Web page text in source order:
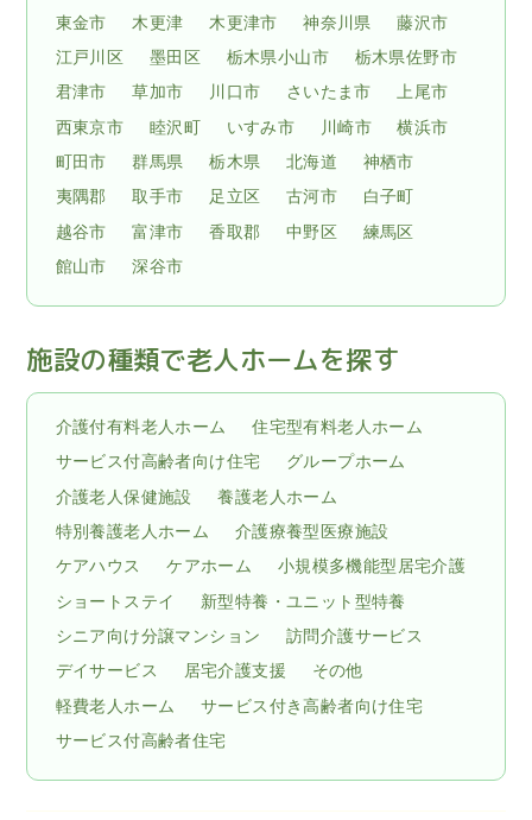
東金市
木更津 木更津市 神奈川県
藤沢市
江戸川区
墨田区 栃木県小山市
栃木県佐野市
君津市
草加市 川口市 さいたま市
上尾市
西東京市
睦沢町 いすみ市 川崎市
横浜市
町田市
群馬県 栃木県 北海道
神栖市
夷隅郡
取手市 足立区 古河市
白子町
越谷市
富津市 香取郡 中野区
練馬区
館山市
深谷市
施設の種類で老人ホームを探す
介護付有料老人ホーム
住宅型有料老人ホーム
サービス付高齢者向け住宅
グループホーム
介護老人保健施設
養護老人ホーム
特別養護老人ホーム
介護療養型医療施設
ケアハウス
ケアホーム
小規模多機能型居宅介護
ショートステイ
新型特養・ユニット型特養
シニア向け分譲マンション
訪問介護サービス
デイサービス
居宅介護支援
その他
軽費老人ホーム
サービス付き高齢者向け住宅
サービス付高齢者住宅